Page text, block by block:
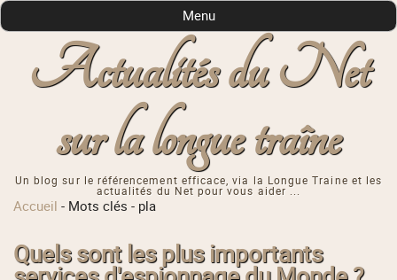
Actualités du Net
sur la longue traîne
Un blog sur le référencement efficace, via la Longue Traine et les
actualités du Net pour vous aider ...
Menu
Accueil - Mots clés - pla
Quels sont les plus importants